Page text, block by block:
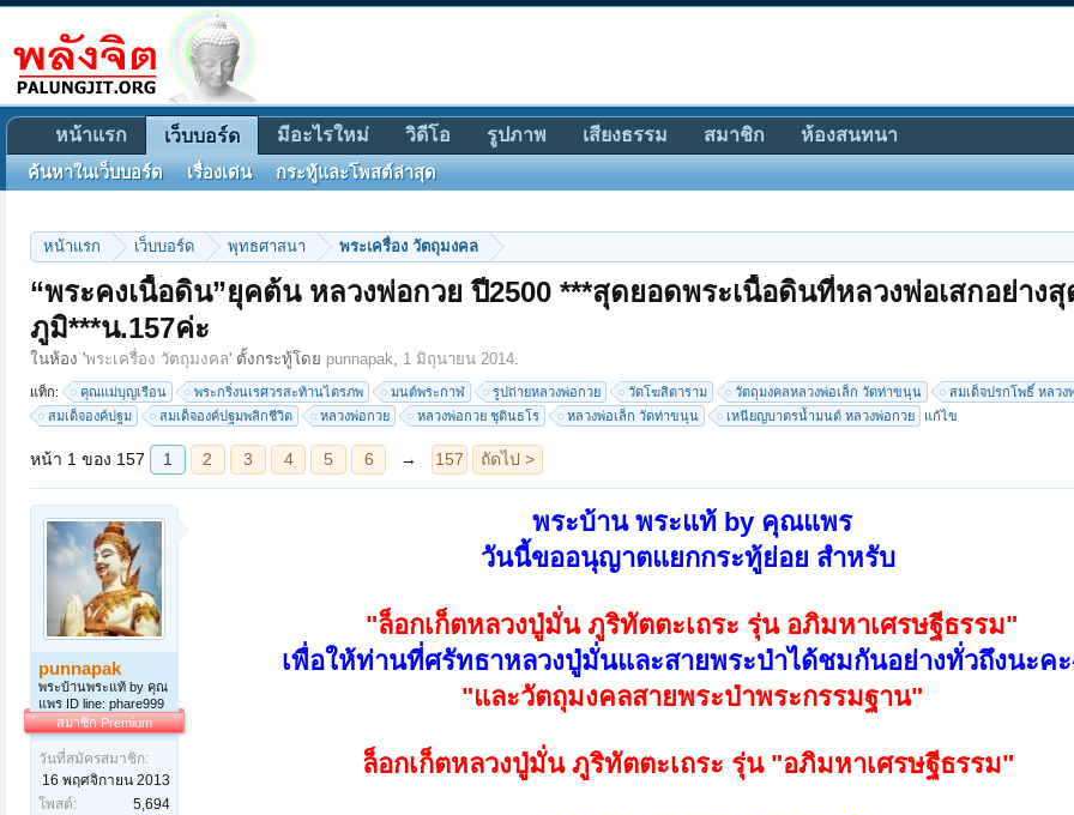
หน้าแรก เว็บบอร์ด พุทธศาสนา พระเครื่อง วัตถุมงคล
“พระคงเนื้อดิน”ยุคต้น หลวงพ่อกวย ปี2500 ***สุดยอดพระเนื้อดินที่หลวงพ่อเสกอย่างสุ
ภูมิ***น.157ค่ะ
ในห้อง 'พระเครื่อง วัตถุมงคล' ตั้งกระทู้โดย punnapak, 1 มิถุนายน 2014.
แท็ก: คุณแม่บุญเรือน พระกริ่งนเรศวรสะท้านไตรภพ มนต์พระกาฬ รูปถ่ายหลวงพ่อกวย วัดโฆสิตาราม วัตถุมงคลหลวงพ่อเล็ก วัดท่าขนุน
สมเด็จปรกโพธิ์ หลวง
สมเด็จองค์ปฐม
สมเด็จองค์ปฐมพลิกชีวิต หลวงพ่อกวย หลวงพ่อกวย ชุตินธโร หลวงพ่อเล็ก วัดท่าขนุน เหนียญบาตรน้ำมนต์ หลวงพ่อกวย แก้ไข
หน้า 1 ของ 157 1 2 3 4
punnapak
พระบ้านพระแท้ by คุณ
แพร ID line: phare999
สมาชิก Premium
วันที่สมัครสมาชิก:
16 พฤศจิกายน 2013
โพสต์:
5,694
พระบ้าน พระแท้ by คุณแพร
วันนี้ขออนุญาตแยกกระทู้ย่อย สำหรับ
"ล็อกเก็ตหลวงปู่มั่น ภูริทัตตะเถระ รุ่น อภิมหาเศรษฐีธรรม"
เพื่อให้ท่านที่ศรัทธาหลวงปู่มั่นและสายพระป่าได้ชมกันอย่างทั่วถึงนะค
"และวัตถุมงคลสายพระป่าพระกรรมฐาน"
ล็อกเก็ตหลวงปู่มั่น ภูริทัตตะเถระ รุ่น "อภิมหาเศรษฐีธรรม"
หน้าแรก เว็บบอร์ด
ค้นหาในเว็บบอร์ด เรื่องเด่น กระทู้และโพสต์ล่าสุด
มีอะไรใหม่ วิดีโอ รูปภาพ เสียงธรรม สมาชิก ห้องสนทนา